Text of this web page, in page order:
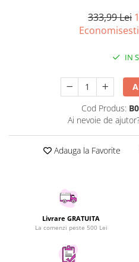
Mobila gradina & terasa
Mobila Living & Dining
Scule electrice si unelte
Silicon, spume si solutii tehnice
Sisteme Incalzire
Uscatoare rufe
Laptop, Tablete & Telefoane
Accesorii tablete
Laptopuri si Accesorii
Wearable & Gadgeturi
333,99 Lei
IN
Cod Produs:
Ai nevoie de
Adauga la Favorite
Livrare GRATUITA
La comenzi peste 500 Lei